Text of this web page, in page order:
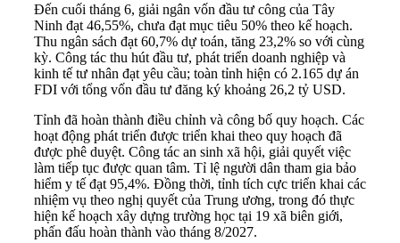
Đến cuối tháng 6, giải ngân vốn đầu tư công của Tây
Ninh đạt 46,55%, chưa đạt mục tiêu 50% theo kế hoạch.
Thu ngân sách đạt 60,7% dự toán, tăng 23,2% so với cùng
kỳ. Công tác thu hút đầu tư, phát triển doanh nghiệp và
kinh tế tư nhân đạt yêu cầu; toàn tỉnh hiện có 2.165 dự án
FDI với tổng vốn đầu tư đăng ký khoảng 26,2 tỷ USD.
Tỉnh đã hoàn thành điều chỉnh và công bố quy hoạch. Các
hoạt động phát triển được triển khai theo quy hoạch đã
được phê duyệt. Công tác an sinh xã hội, giải quyết việc
làm tiếp tục được quan tâm. Tỉ lệ người dân tham gia bảo
hiểm y tế đạt 95,4%. Đồng thời, tỉnh tích cực triển khai các
nhiệm vụ theo nghị quyết của Trung ương, trong đó thực
hiện kế hoạch xây dựng trường học tại 19 xã biên giới,
phấn đấu hoàn thành vào tháng 8/2027.